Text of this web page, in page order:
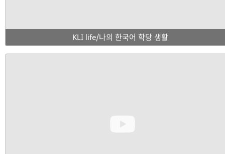
KLI life/나의 한국어 학당 생활